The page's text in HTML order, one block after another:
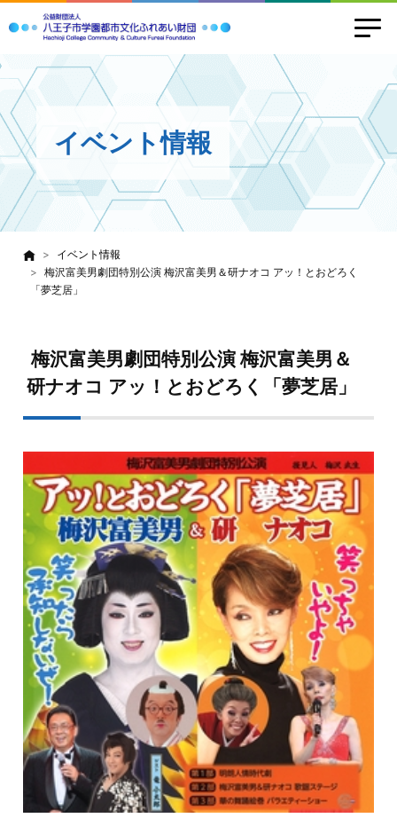
イベント情報
イベント情報
梅沢富美男劇団特別公演 梅沢富美男＆研ナオコ アッ！とおどろく
「夢芝居」
梅沢富美男劇団特別公演 梅沢富美男＆
研ナオコ アッ！とおどろく「夢芝居」